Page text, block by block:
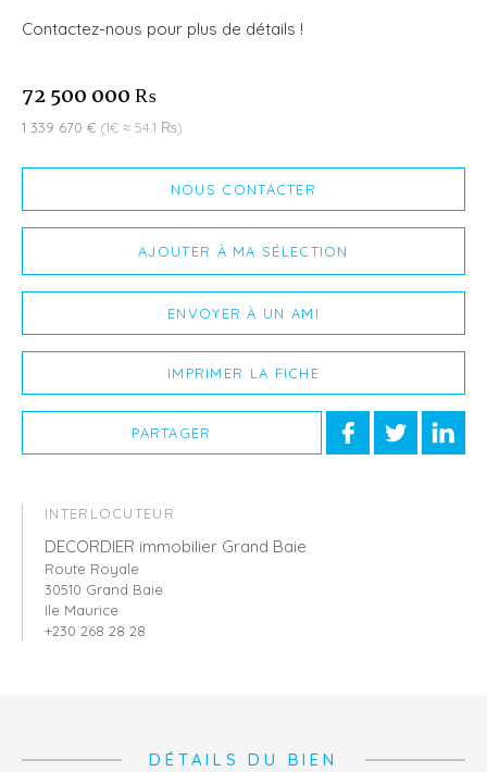
Contactez-nous pour plus de détails !
72 500 000 ₨
1 339 670 € (1€ ≈ 54.1 ₨)
NOUS CONTACTER
AJOUTER À MA SÉLECTION
ENVOYER À UN AMI
IMPRIMER LA FICHE
PARTAGER
INTERLOCUTEUR
DECORDIER immobilier Grand Baie
Route Royale
30510 Grand Baie
Ile Maurice
+230 268 28 28
DÉTAILS DU BIEN